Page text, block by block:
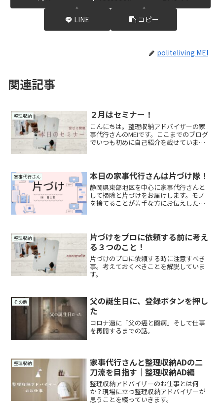
LINE コピー
politeliving MEI
関連記事
整理収納 ２月はセミナー！
こんにちは。整理収納アドバイザーの家
事代行さんのMEIです。ここまでのブログ
でいつも初めに自己紹介を載せていまし
申し訳ないけれど...
家事代行さん 本日の家事代行さんは片づけ隊！
静岡県東部地区を中心に家事代行さんと
して掃除と片づけをお届けします。モノ
を捨てることが苦手な方にお伝えしたい
整理収納
片づけをプロに依頼する前に考え
る３つのこと！
片づけのプロに依頼する時に注意すべき
事。考えておくべきことを解説していま
す。
その他
父の誕生日に、登録ボタンを押し
た
コロナ過に「父の癌と闘病」そして仕事
を再開するまでの話。
整理収納
家事代行さんと整理収納ADの二
刀流を目指す｜整理収納AD編
整理収納アドバイザーのお仕事とは何
か？現場に立つ整理収納アドバイザーが
思うことを綴っていきます。